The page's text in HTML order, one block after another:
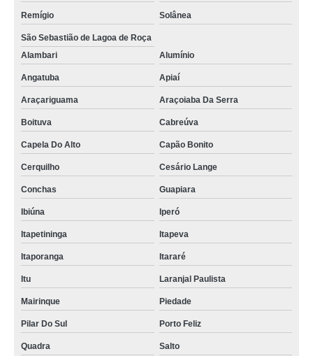
Remígio Solânea
São Sebastião de Lagoa de Roça
Alambari
Alumínio
Angatuba Apiaí
Araçariguama Araçoiaba Da Serra
Boituva Cabreúva
Capela Do Alto Capão Bonito
Cerquilho Cesário Lange
Conchas Guapiara
Ibiúna Iperó
Itapetininga Itapeva
Itaporanga Itararé
Itu Laranjal Paulista
Mairinque Piedade
Pilar Do Sul Porto Feliz
Quadra Salto